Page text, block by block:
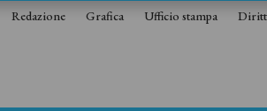
Redazione Grafica Ufficio stampa